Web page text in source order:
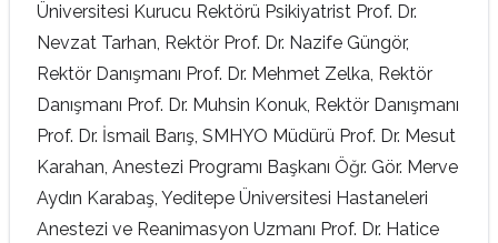
Üniversitesi Kurucu Rektörü Psikiyatrist Prof. Dr.
Nevzat Tarhan, Rektör Prof. Dr. Nazife Güngör,
Rektör Danışmanı Prof. Dr. Mehmet Zelka, Rektör
Danışmanı Prof. Dr. Muhsin Konuk, Rektör Danışmanı
Prof. Dr. İsmail Barış, SMHYO Müdürü Prof. Dr. Mesut
Karahan, Anestezi Programı Başkanı Öğr. Gör. Merve
Aydın Karabaş, Yeditepe Üniversitesi Hastaneleri
Anestezi ve Reanimasyon Uzmanı Prof. Dr. Hatice